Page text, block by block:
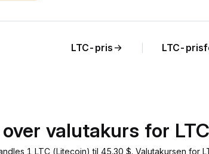
LTC-pris LTC-
valutakurs for
1 LTC (Litecoin) til 45.30 $. Valutakursen